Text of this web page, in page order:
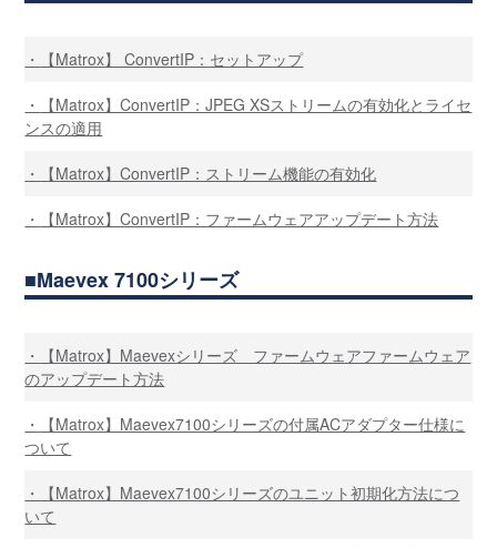
【Matrox】 ConvertIP：セットアップ
【Matrox】ConvertIP：JPEG XSストリームの有効化とライセ
ンスの適用
【Matrox】ConvertIP：ストリーム機能の有効化
【Matrox】ConvertIP：ファームウェアアップデート方法
Maevex 7100シリーズ
【Matrox】Maevexシリーズ ファームウェアファームウェア
のアップデート方法
【Matrox】Maevex7100シリーズの付属ACアダプター仕様に
ついて
【Matrox】Maevex7100シリーズのユニット初期化方法につ
いて